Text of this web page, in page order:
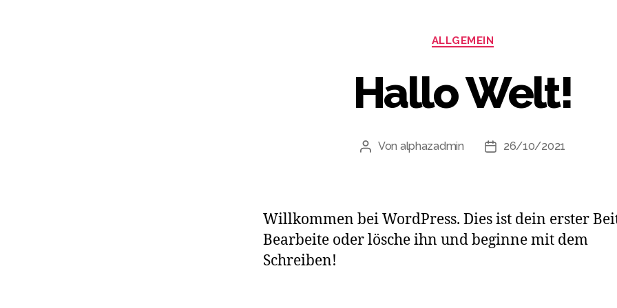
ALLGEMEIN
Hallo Welt!
Von alphazadmin 26/10/2021
Willkommen bei WordPress. Dies ist dein erster
Bearbeite oder lösche ihn und beginne mit dem
Schreiben!